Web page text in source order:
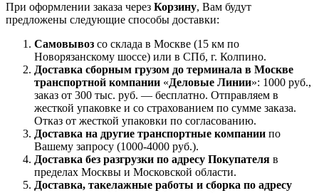
При оформлении заказа через Корзину, Вам будут
предложены следующие способы доставки:
Самовывоз со склада в Москве (15 км по
Новорязанскому шоссе) или в СПб, г. Колпино.
Доставка сборным грузом до терминала в Москве
транспортной компании «Деловые Линии»: 1000 руб.,
заказ от 300 тыс. руб. — бесплатно. Отправляем в
жесткой упаковке и со страхованием по сумме заказа.
Отказ от жесткой упаковки по согласованию.
Доставка на другие транспортные компании по
Вашему запросу (1000-4000 руб.).
Доставка без разгрузки по адресу Покупателя в
пределах Москвы и Московской области.
Доставка, такелажные работы и сборка по адресу